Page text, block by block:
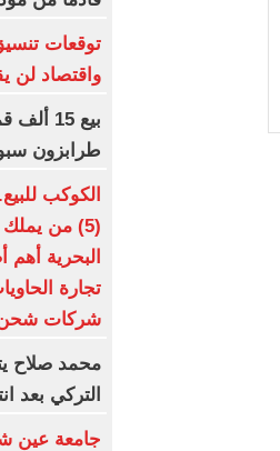
توقعات
واقتصاد لن
طرابزون
الكوكب
(5) من
شركات شحن تسيطر
محمد صلاح
التركي بعد
جامعة عين